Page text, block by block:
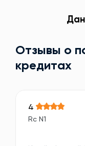
Отзывы о
кредитах
4
Rc N1